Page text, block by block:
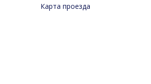
Карта проезда